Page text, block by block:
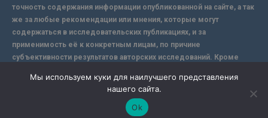
точность содержания информации опубликованной на сайте, а так
же за любые рекомендации или мнения, которые могут
содержаться в исследовательских публикациях, и за
применимость её к конкретным лицам, по причине
субъективности результатов авторских исследований. Кроме
надежной защиты информации, Сайт не несет ответственности за
Мы используем куки для наилучшего представления
нашего сайта.
Ok